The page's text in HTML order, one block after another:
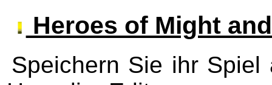
Heroes of Might
Speichern Sie ihr